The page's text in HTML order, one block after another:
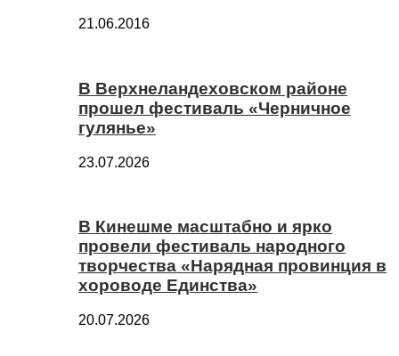
21.06.2016
В Верхнеландеховском районе
прошел фестиваль «Черничное
гулянье»
23.07.2026
В Кинешме масштабно и ярко
провели фестиваль народного
творчества «Нарядная провинция в
хороводе Единства»
20.07.2026